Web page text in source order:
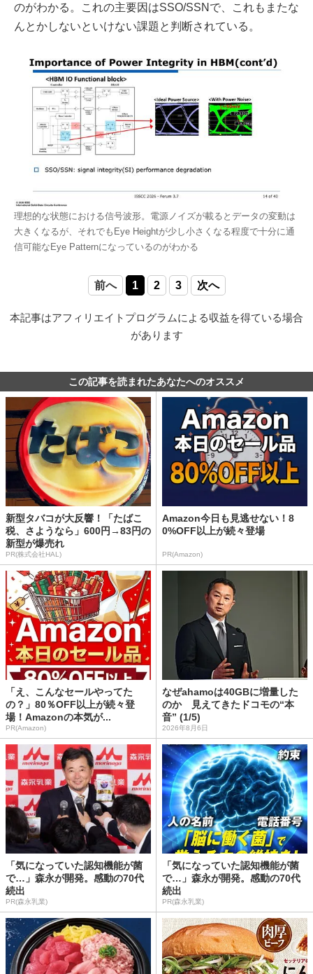
のがわかる。これの主要因はSSO/SSNで、これもまたな
んとかしないといけない課題と判断されている。
理想的な状態における信号波形。電源ノイズが載るとデータの変動は
大きくなるが、それでもEye Heightが少し小さくなる程度で十分に通
信可能なEye Patternになっているのがわかる
前へ 1 2 3 次へ
本記事はアフィリエイトプログラムによる収益を得ている場合
があります
この記事を読まれたあなたへのオススメ
新型タバコが大反響！「たばこ
税、さようなら」600円→83円の
新型が爆売れ
PR(株式会社HAL)
Amazon今日も見逃せない！8
0%OFF以上が続々登場
PR(Amazon)
「え、こんなセールやってた
の？」80％OFF以上が続々登
場！Amazonの本気が...
PR(Amazon)
なぜahamoは40GBに増量した
のか 見えてきたドコモの“本
音” (1/5)
2026年8月6日
「気になっていた認知機能が菌
で…」森永が開発。感動の70代
続出
PR(森永乳業)
「気になっていた認知機能が菌
で…」森永が開発。感動の70代
続出
PR(森永乳業)